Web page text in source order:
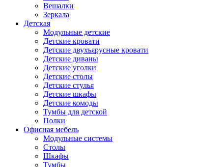
Вешалки
Зеркала
Детская
Модульные детские
Детские кровати
Детские двухъярусные кровати
Детские диваны
Детские уголки
Детские столы
Детские стулья
Детские шкафы
Детские комоды
Тумбы для детской
Полки
Офисная мебель
Модульные системы
Столы
Шкафы
Тумбы